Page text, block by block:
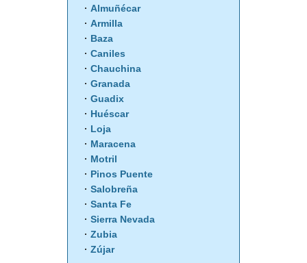
Almuñécar
Armilla
Baza
Caniles
Chauchina
Granada
Guadix
Huéscar
Loja
Maracena
Motril
Pinos Puente
Salobreña
Santa Fe
Sierra Nevada
Zubia
Zújar